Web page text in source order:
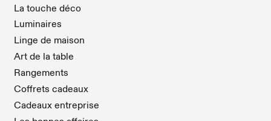
La touche déco
Luminaires
Linge de maison
Art de la table
Rangements
Coffrets cadeaux
Cadeaux entreprise